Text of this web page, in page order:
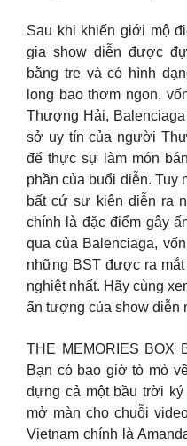
Sau khi khiến giới mộ
gia show diễn được
bằng tre và có hình
long bao thơm ngon,
Thượng Hải,
sở uy tín của người
để thực sự làm món
phần của buổi diễn. Tuy
bất cứ sự kiện diễn ra
chính là đặc điểm gây
qua của Balenciaga,
những BST được ra
nghiệt nhất. Hãy cùng
ấn tượng của show diễn
THE MEMORIES BOX
Bạn có bao giờ tò mò
đựng cả một bầu trời
mở màn cho chuỗi
Vietnam chính là